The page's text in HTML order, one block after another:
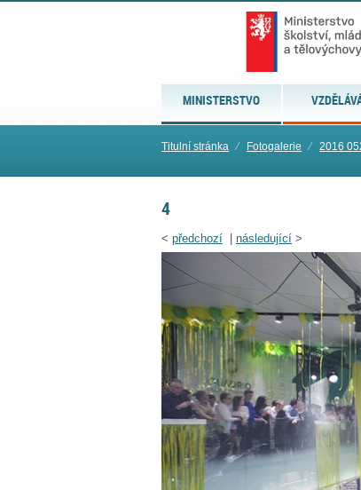
MINISTERSTVO
Titulní stránka ⁄ Fotogalerie ⁄ 2016
4
< předchozí následující >